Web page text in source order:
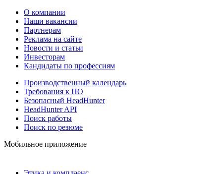
О компании
Наши вакансии
Партнерам
Реклама на сайте
Новости и статьи
Инвесторам
Кандидаты по профессиям
Производственный календарь
Требования к ПО
Безопасный HeadHunter
HeadHunter API
Поиск работы
Поиск по резюме
Мобильное приложение